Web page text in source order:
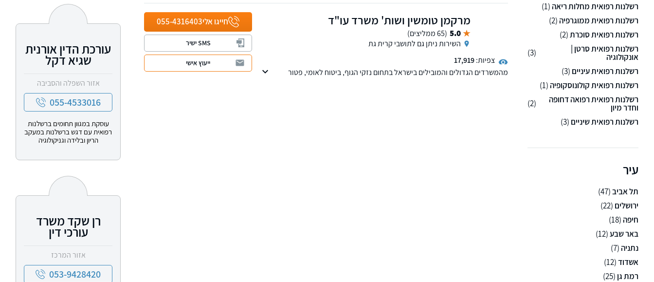
רשלנות רפואית מחלות ריאה (1)
רשלנות רפואית ממוגרפיה (2)
רשלנות רפואית סוכרת(2)
רשלנות רפואית סרטן |
אונקולוגיה
(3)
רשלנות רפואית עיניים (3)
רשלנות רפואית קולונוסקופיה (1)
רשלנות רפואית רפואה דחופה
וחדר מיון
(2)
רשלנות רפואית שיניים (3)
עיר
תל אביב(47)
ירושלים (22)
חיפה (18)
באר שבע(12)
נתניה (7)
אשדוד(12)
רמת גן (25)
מרקמן טומשין ושות' משרד עו"ד
5.0 (65 ממליצים)
השירות ניתן גם לתושבי קרית גת
צפיות:17,919
מהמשרדים הגדולים והמובילים בישראל בתחום נזקי הגוף, ביטוח לאומי, פטור
חייגו אלי055-4316403
SMS ישיר
ייעוץ אישי
עורכת הדין אורנית
שגיא דקל
אזור השפלה והסביבה
055-4533016
עוסקת במגוון תחומים ברשלנות
רפואית עם דגש ברשלנות במעקב
הריון ובלידה וגניקולוגיה
רן שקד משרד
עורכי דין
אזור המרכז
053-9428420